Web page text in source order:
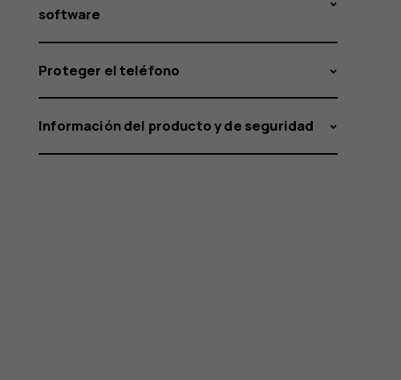
software
Proteger el teléfono
Información del producto y de seguridad